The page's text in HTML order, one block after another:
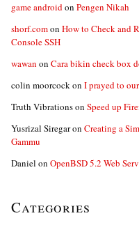
game androidon Pengen Nikah
shorf.comon How to Check and
Console SSH
wawan on Cara bikin check box
colin moorcockon I prayed to
Truth Vibrationson Speed up
Yusrizal Siregaron Creating a
Gammu
Daniel on OpenBSD 5.2 Web
Categories